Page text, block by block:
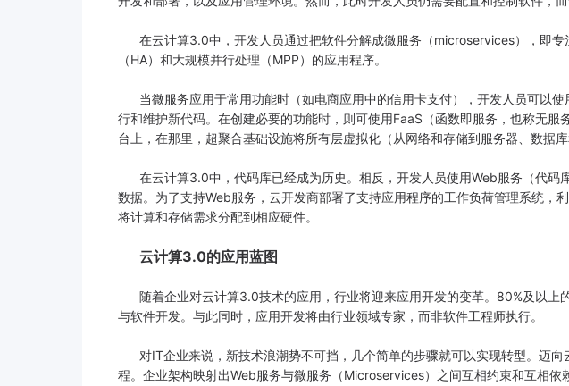
在云计算3.0中，开发人员通过把软件分解成微服务（microservices），即专
（HA）和大规模并行处理（MPP）的应用程序。
当微服务应用于常用功能时（如电商应用中的信用卡支付），开发人员可以使
行和维护新代码。在创建必要的功能时，则可使用FaaS（函数即服务，也称无
台上，在那里，超聚合基础设施将所有层虚拟化（从网络和存储到服务器、数据库
在云计算3.0中，代码库已经成为历史。相反，开发人员使用Web服务（代码
数据。为了支持Web服务，云开发商部署了支持应用程序的工作负荷管理系统，
将计算和存储需求分配到相应硬件。
云计算3.0的应用蓝图
随着企业对云计算3.0技术的应用，行业将迎来应用开发的变革。80%及以上
与软件开发。与此同时，应用开发将由行业领域专家，而非软件工程师执行。
对IT企业来说，新技术浪潮势不可挡，几个简单的步骤就可以实现转型。迈向
程。企业架构映射出Web服务与微服务（Microservices）之间互相约束和互相依